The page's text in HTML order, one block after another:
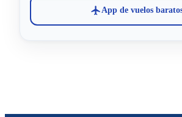
App de vuelos